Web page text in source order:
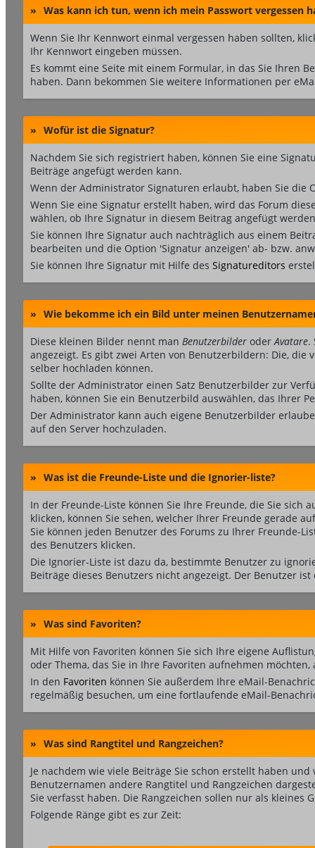
» Was kann ich tun, wenn ich mein Passwort vergessen
Wenn Sie Ihr Kennwort einmal vergessen haben sollten,
Ihr Kennwort eingeben müssen.
Es kommt eine Seite mit einem Formular, in das Sie Ihren
haben. Dann bekommen Sie weitere Informationen per
» Wofür ist die Signatur?
Nachdem Sie sich registriert haben, können Sie eine
Beiträge angefügt werden kann.
Wenn der Administrator Signaturen erlaubt, haben Sie
Wenn Sie eine Signatur erstellt haben, wird das Forum
wählen, ob Ihre Signatur in diesem Beitrag angefügt
Sie können Ihre Signatur auch nachträglich aus einem
bearbeiten und die Option 'Signatur anzeigen' ab- bzw.
Sie können Ihre Signatur mit Hilfe des Signatureditors
» Wie bekomme ich ein Bild unter meinen
Diese kleinen Bilder nennt man Benutzerbilder oderAvatare.
angezeigt. Es gibt zwei Arten von Benutzerbildern: Die,
selber hochladen können.
Sollte der Administrator einen Satz Benutzerbilder zur
haben, können Sie ein Benutzerbild auswählen, das Ihrer
Der Administrator kann auch eigene Benutzerbilder
auf den Server hochzuladen.
» Was ist die Freunde-Liste und die Ignorier-liste?
In der Freunde-Liste können Sie Ihre Freunde, die Sie
klicken, können Sie sehen, welcher Ihrer Freunde gerade
Sie können jeden Benutzer des Forums zu Ihrer Freunde-
des Benutzers klicken.
Die Ignorier-Liste ist dazu da, bestimmte Benutzer zu
Beiträge dieses Benutzers nicht angezeigt. Der Benutzer
» Was sind Favoriten?
Mit Hilfe von Favoriten können Sie sich Ihre eigene
oder Thema, das Sie in Ihre Favoriten aufnehmen
In den Favoriten können Sie außerdem Ihre eMail-
regelmäßig besuchen, um eine fortlaufende eMail-
» Was sind Rangtitel und Rangzeichen?
Je nachdem wie viele Beiträge Sie schon erstellt haben
Benutzernamen andere Rangtitel und Rangzeichen
Sie verfasst haben. Die Rangzeichen sollen nur als kleines
Folgende Ränge gibt es zur Zeit: